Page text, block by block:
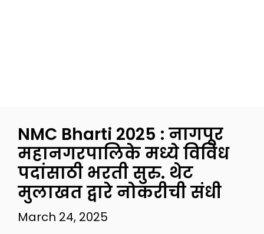
NMC Bharti 2025 : नागपूर
महानगरपालिके मध्ये विविध
पदांसाठी भरती सुरु. थेट
मुलाखत द्वारे नोकरीची संधी
March 24, 2025